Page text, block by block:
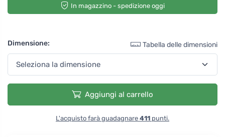
In magazzino - spedizione oggi
Dimensione: Tabella delle dimensioni
Aggiungi al carrello
L'acquisto farà guadagnare 411 punti.